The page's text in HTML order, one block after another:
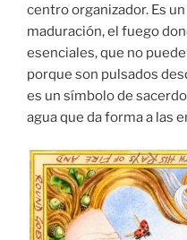
centro organizador. Es
maduración, el fuego
esenciales, que no
porque son pulsados
es un símbolo de
agua que da forma a las